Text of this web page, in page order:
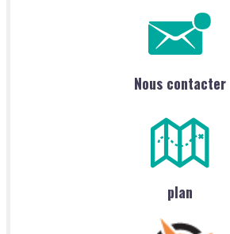
Nous contacter
plan